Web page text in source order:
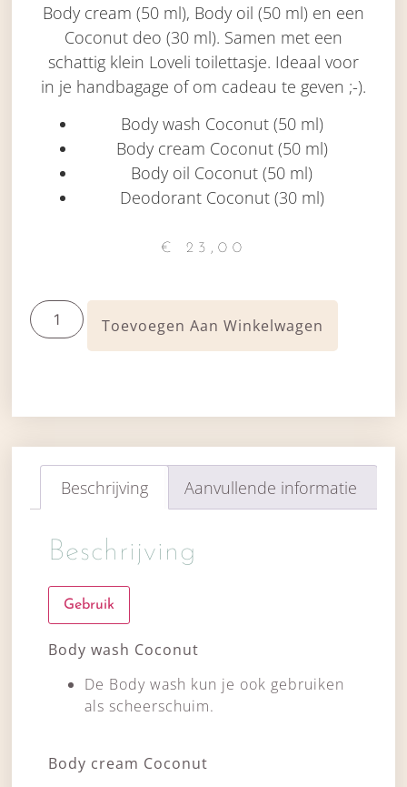
Body cream (50 ml), Body oil (50 ml) en een
Coconut deo (30 ml). Samen met een
schattig klein Loveli toilettasje. Ideaal voor
in je handbagage of om cadeau te geven ;-).
Body wash Coconut (50 ml)
Body cream Coconut (50 ml)
Body oil Coconut (50 ml)
Deodorant Coconut (30 ml)
€ 23,00
Toevoegen Aan Winkelwagen
Beschrijving Aanvullende informatie
Beschrijving
Gebruik
Body wash Coconut
De Body wash kun je ook gebruiken
als scheerschuim.
Body cream Coconut